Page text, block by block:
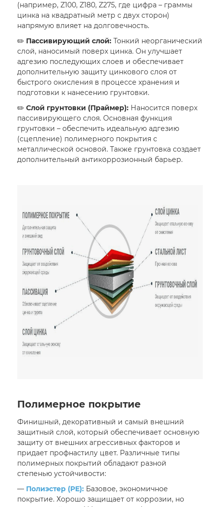
(например, Z100, Z180, Z275, где цифра – граммы
цинка на квадратный метр с двух сторон)
напрямую влияет на долговечность.
✏️ Пассивирующий слой: Тонкий неорганический
слой, наносимый поверх цинка. Он улучшает
адгезию последующих слоев и обеспечивает
дополнительную защиту цинкового слоя от
быстрого окисления в процессе хранения и
подготовки к нанесению грунтовки.
✏️ Слой грунтовки (Праймер): Наносится поверх
пассивирующего слоя. Основная функция
грунтовки – обеспечить идеальную адгезию
(сцепление) полимерного покрытия с
металлической основой. Также грунтовка создает
дополнительный антикоррозионный барьер.
Полимерное покрытие
Финишный, декоративный и самый внешний
защитный слой, который обеспечивает основную
защиту от внешних агрессивных факторов и
придает профнастилу цвет. Различные типы
полимерных покрытий обладают разной
степенью устойчивости:
— Полиэстер (PE): Базовое, экономичное
покрытие. Хорошо защищает от коррозии, но